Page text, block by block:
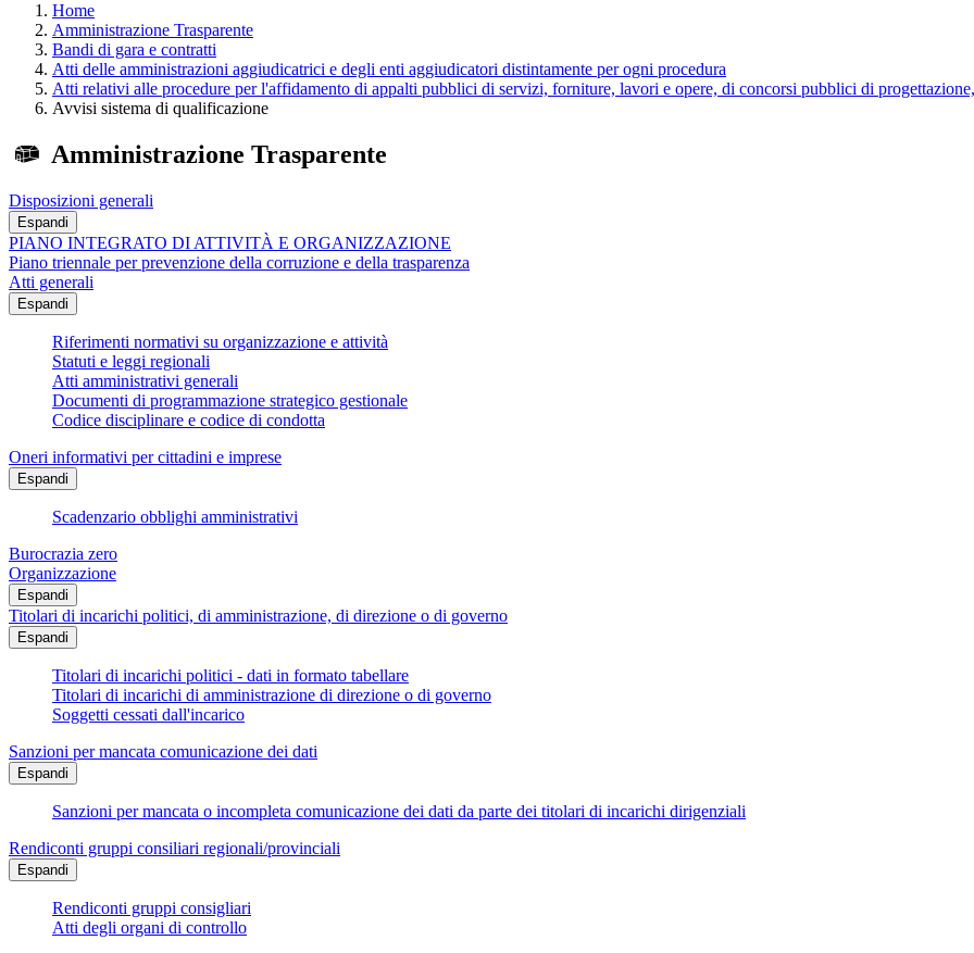
Home
Amministrazione Trasparente
Bandi di gara e contratti
Atti delle amministrazioni aggiudicatrici e degli enti aggiudicatori distintamente per ogni procedura
Atti relativi alle procedure per l'affidamento di appalti pubblici di servizi, forniture, lavori e opere, di concorsi pubblici di
Avvisi sistema di qualificazione
Amministrazione Trasparente
Disposizioni generali
Espandi
PIANO INTEGRATO DI ATTIVITÀ E ORGANIZZAZIONE
Piano triennale per prevenzione della corruzione e della trasparenza
Atti generali
Espandi
Riferimenti normativi su organizzazione e attività
Statuti e leggi regionali
Atti amministrativi generali
Documenti di programmazione strategico gestionale
Codice disciplinare e codice di condotta
Oneri informativi per cittadini e imprese
Espandi
Scadenzario obblighi amministrativi
Burocrazia zero
Organizzazione
Espandi
Titolari di incarichi politici, di amministrazione, di direzione o di governo
Espandi
Titolari di incarichi politici - dati in formato tabellare
Titolari di incarichi di amministrazione di direzione o di governo
Soggetti cessati dall'incarico
Sanzioni per mancata comunicazione dei dati
Espandi
Sanzioni per mancata o incompleta comunicazione dei dati da parte dei titolari di incarichi dirigenziali
Rendiconti gruppi consiliari regionali/provinciali
Espandi
Rendiconti gruppi consigliari
Atti degli organi di controllo